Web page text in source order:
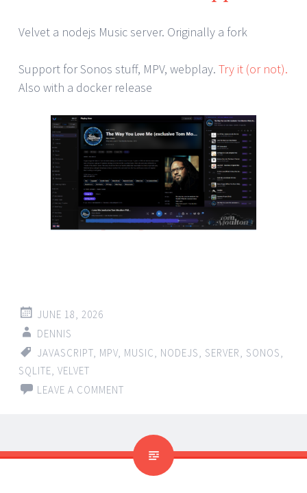
Velvet a nodejs Music server. Originally a fork
Support for Sonos stuff, MPV, webplay. Try it (or not).
Also with a docker release
JUNE 18, 2026
DENNIS
JAVASCRIPT MPV MUSIC NODEJS SERVER SONOS
SQLITE VELVET
LEAVE A COMMENT